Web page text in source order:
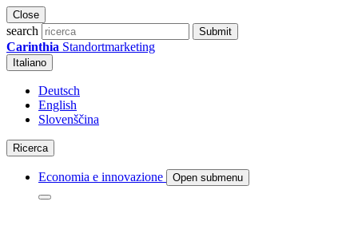
Close
search Submit
Carinthia Standortmarketing
Italiano
Deutsch
English
Slovenščina
Ricerca
Economia e innovazione Open submenu